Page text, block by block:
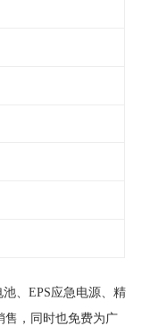
、EPS应急电源、精
售，同时也免费为广